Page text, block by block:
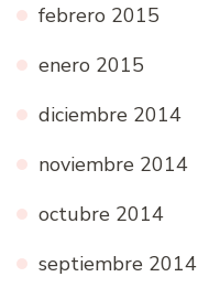
febrero 2015
enero 2015
diciembre 2014
noviembre 2014
octubre 2014
septiembre 2014